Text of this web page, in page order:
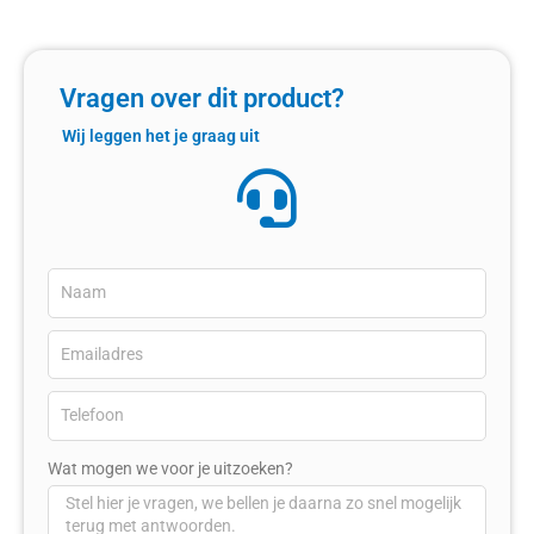
Vragen over dit product?
Wij leggen het je graag uit
Wat mogen we voor je uitzoeken?